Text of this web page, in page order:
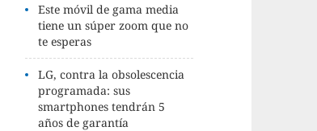
Este móvil de gama media
tiene un súper zoom que no
te esperas
LG, contra la obsolescencia
programada: sus
smartphones tendrán 5
años de garantía